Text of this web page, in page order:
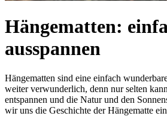
Hängematten:
ausspannen
Hängematten sind eine einfach
weiter verwunderlich, denn nur selten
entspannen und die Natur und den
wir uns die Geschichte der Hängematte